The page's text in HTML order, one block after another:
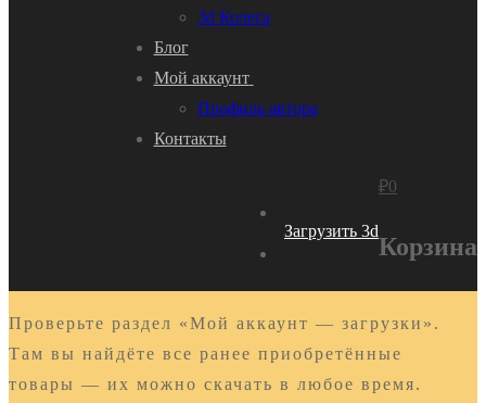
3d Колеса
Блог
Мой аккаунт
Профиль автора
Контакты
Загрузить 3d
₽0
Корзина
Проверьте раздел «Мой аккаунт — загрузки».
Там вы найдёте все ранее приобретённые
товары — их можно скачать в любое время.